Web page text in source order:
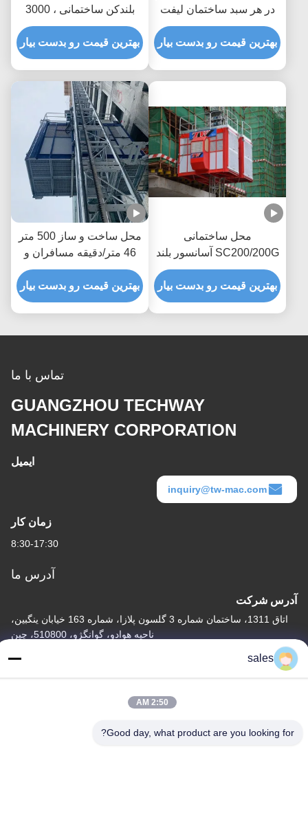
در هر سبد ساختمان لیفت
بلند برای وسایل مسافربری
بهترین قیمت رو بدست بیار
بلندکن ساختمانی ، 3000
کیلوگرم / قفس
بهترین قیمت رو بدست بیار
محل ساختمانی
SC200/200G آسانسور بلند
ساختمانی با اینورتر فرکانس
بهترین قیمت رو بدست بیار
محل ساخت و ساز 500 متر
46 متر/دقيقه مسافران و
مواد بلند با تهویه مطبوع
بهترین قیمت رو بدست بیار
تماس با ما
GUANGZHOU TECHWAY
MACHINERY CORPORATION
ایمیل
inquiry@tw-mac.com
زمان کار
8:30-17:30
آدرس ما
آدرس شرکت
اتاق 1311، ساختمان شماره 3 گلسون پلازا، شماره 163 خیابان ینگبین،
ناحیه هوادو، گوانگژو، 510800، چین
آدرس کارخانه
شماره ۳۱۸ جاده صنعتی ووفنگ شهر شن شان، منطقه Baiyun،
sales
2:50 AM
Good day, what product are you looking for?